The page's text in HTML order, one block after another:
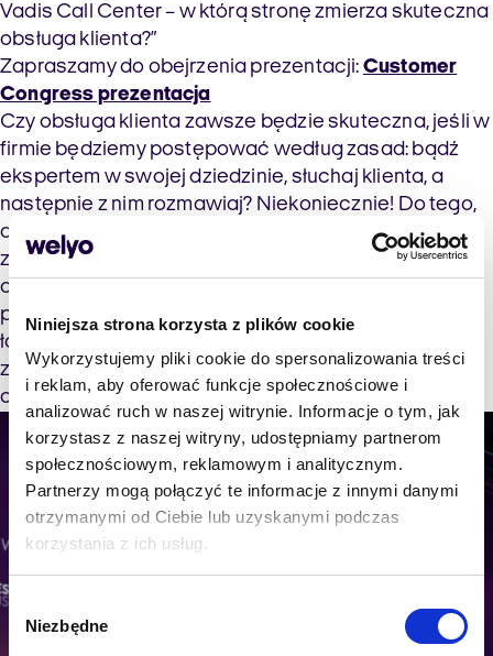
Niniejsza strona korzysta z plików cookie
Wykorzystujemy pliki cookie do spersonalizowania treści
i reklam, aby oferować funkcje społecznościowe i
analizować ruch w naszej witrynie. Informacje o tym, jak
korzystasz z naszej witryny, udostępniamy partnerom
społecznościowym, reklamowym i analitycznym.
Partnerzy mogą połączyć te informacje z innymi danymi
otrzymanymi od Ciebie lub uzyskanymi podczas
korzystania z ich usług.
Wybór
zgody
Niezbędne
Vadis Call Center – w którą stronę zmierza skuteczna
obsługa klienta?”
Zapraszamy do obejrzenia prezentacji: Customer
Congress prezentacja
Czy obsługa klienta zawsze będzie skuteczna, jeśli w
firmie będziemy postępować według zasad: bądź
ekspertem w swojej dziedzinie, słuchaj klienta, a
następnie z nim rozmawiaj? Niekoniecznie! Do tego,
aby rzeczywiście była ona skuteczna, powinieneś
zapewnić swoim pracownikom również
odpowiednie, idealne środowisko pracy. Podczas
prezentacji przedstawiono najnowsze badania,
łączące aspekty jakości obsługi klienta i
zaangażowania pracowników w wykonywane
obowiązki.